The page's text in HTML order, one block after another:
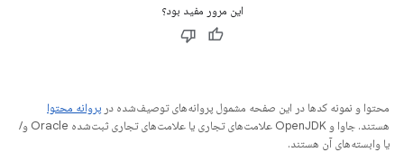
این مرور مفید بود؟
محتوا و نمونه کدها در این صفحه مشمول پروانه‌های توصیف‌شده در پروانه محتوا
هستند. جاوا و OpenJDK علامت‌های تجاری یا علامت‌های تجاری ثبت‌شده Oracle و/
یا وابسته‌های آن هستند.